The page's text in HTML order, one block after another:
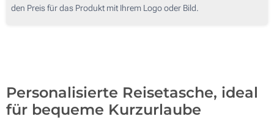
Digitaler Transferdruck in allen Farben (Auf einer Seite)
50
den Preis für das Produkt mit Ihrem Logo oder Bild.
Personalisierte Reisetasche, ideal
für bequeme Kurzurlaube